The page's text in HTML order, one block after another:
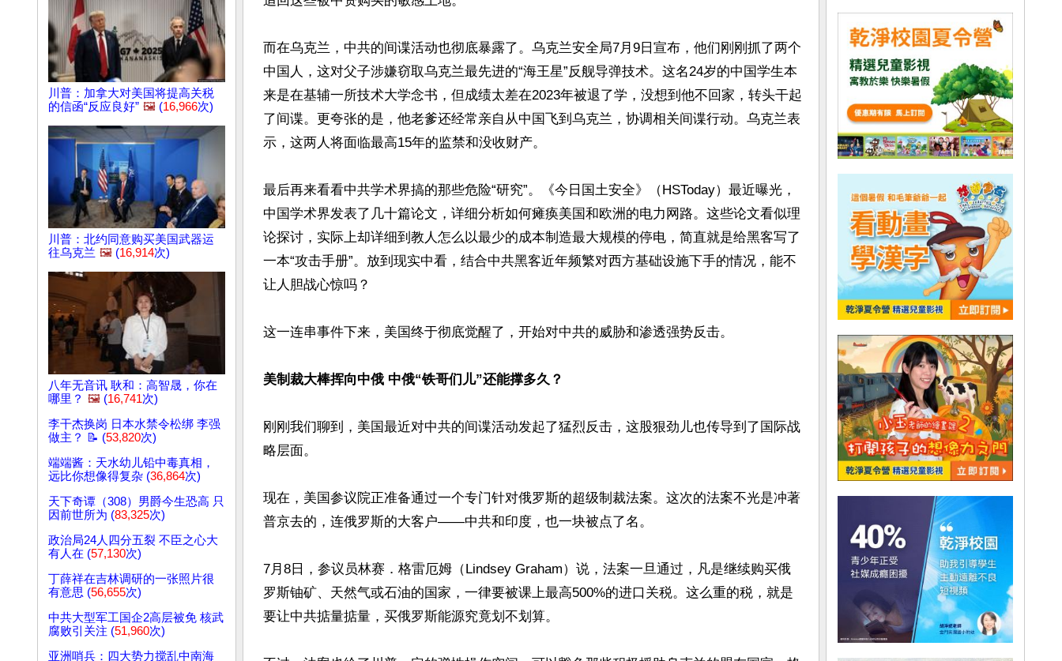
川普：加拿大对美国将提高关税
的信函“反应良好” 🖼️ (16,966次)
川普：北约同意购买美国武器运
往乌克兰 🖼️ (16,914次)
八年无音讯 耿和：高智晟，你在
哪里？ 🖼️ (16,741次)
李干杰换岗 日本水禁令松绑 李强
做主？ 📝 (53,820次)
端端酱：天水幼儿铅中毒真相，
远比你想像得复杂 (36,864次)
天下奇谭（308）男爵今生恐高 只
因前世所为 (83,325次)
政治局24人四分五裂 不臣之心大
有人在 (57,130次)
丁薛祥在吉林调研的一张照片很
有意思 (56,655次)
中共大型军工国企2高层被免 核武
腐败引关注 (51,960次)
亚洲哨兵：四大势力搅乱中南海
而在乌克兰，中共的间谍活动也彻底暴露了。乌克兰安全局7月9日宣布，他们刚刚抓了两个
中国人，这对父子涉嫌窃取乌克兰最先进的“海王星”反舰导弹技术。这名24岁的中国学生本
来是在基辅一所技术大学念书，但成绩太差在2023年被退了学，没想到他不回家，转头干起
了间谍。更夸张的是，他老爹还经常亲自从中国飞到乌克兰，协调相关间谍行动。乌克兰表
示，这两人将面临最高15年的监禁和没收财产。
最后再来看看中共学术界搞的那些危险“研究”。《今日国土安全》（HSToday）最近曝光，
中国学术界发表了几十篇论文，详细分析如何瘫痪美国和欧洲的电力网路。这些论文看似理
论探讨，实际上却详细到教人怎么以最少的成本制造最大规模的停电，简直就是给黑客写了
一本“攻击手册”。放到现实中看，结合中共黑客近年频繁对西方基础设施下手的情况，能不
让人胆战心惊吗？
这一连串事件下来，美国终于彻底觉醒了，开始对中共的威胁和渗透强势反击。
美制裁大棒挥向中俄 中俄“铁哥们儿”还能撑多久？
刚刚我们聊到，美国最近对中共的间谍活动发起了猛烈反击，这股狠劲儿也传导到了国际战
略层面。
现在，美国参议院正准备通过一个专门针对俄罗斯的超级制裁法案。这次的法案不光是冲著
普京去的，连俄罗斯的大客户——中共和印度，也一块被点了名。
7月8日，参议员林赛．格雷厄姆（Lindsey Graham）说，法案一旦通过，凡是继续购买俄
罗斯铀矿、天然气或石油的国家，一律要被课上最高500%的进口关税。这么重的税，就是
要让中共掂量掂量，买俄罗斯能源究竟划不划算。